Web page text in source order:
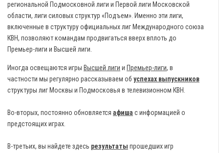
региональной Подмосковной лиги и Первой лиги Московской
области, лиги силовых структур «Подъем». Именно эти лиги,
включенные в структуру официальных лиг Международного союза
КВН, позволяют командам продвигаться вверх вплоть до
Премьер-лиги и Высшей лиги.
Иногда освещаются игры Высшей лиги и Премьер-лиги, в
частности мы регулярно рассказываем об успехах выпускников
структуры лиг Москвы и Подмосковья в телевизионном КВН.
Во-вторых, постоянно обновляется афиша с информацией о
предстоящих играх.
В-третьих, вы найдете здесь результаты прошедших игр